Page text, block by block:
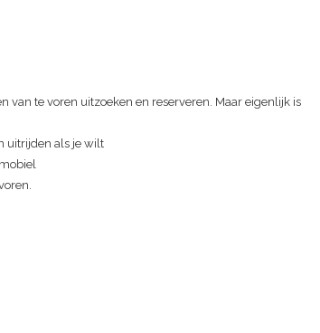
van te voren uitzoeken en reserveren. Maar eigenlijk is
uitrijden als je wilt